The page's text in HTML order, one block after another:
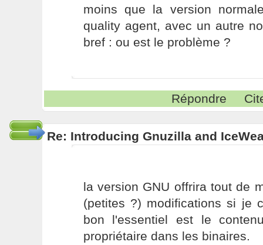
moins que la version
quality agent, avec un autre
bref : ou est le problème ?
Répondre
Re: Introducing Gnuzilla and
la version GNU offrira tout de
(petites ?) modifications si je
bon l'essentiel est le
propriétaire dans les binaires.